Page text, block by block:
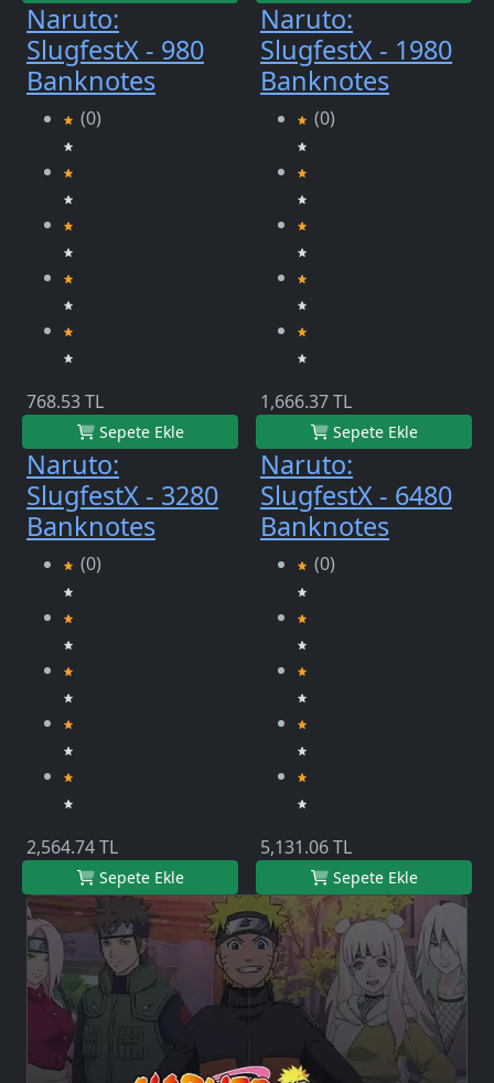
Naruto:
SlugfestX - 980
Banknotes
(0)
768.53 TL
Sepete Ekle
Naruto:
SlugfestX - 1980
Banknotes
(0)
1,666.37 TL
Sepete Ekle
Naruto:
SlugfestX - 3280
Banknotes
(0)
2,564.74 TL
Sepete Ekle
Naruto:
SlugfestX - 6480
Banknotes
(0)
5,131.06 TL
Sepete Ekle